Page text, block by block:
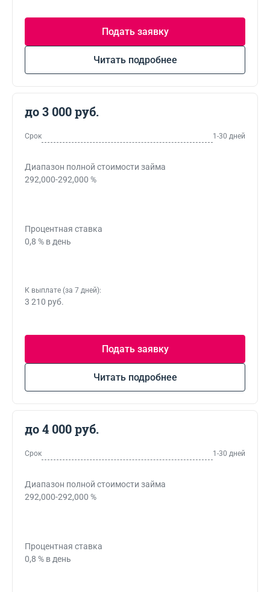
Подать заявку
Читать подробнее
до 3 000 руб.
Срок 1-30 дней
Диапазон полной стоимости займа
292,000-292,000 %
Процентная ставка
0,8 % в день
К выплате (за 7 дней):
3 210 руб.
Подать заявку
Читать подробнее
до 4 000 руб.
Срок 1-30 дней
Диапазон полной стоимости займа
292,000-292,000 %
Процентная ставка
0,8 % в день